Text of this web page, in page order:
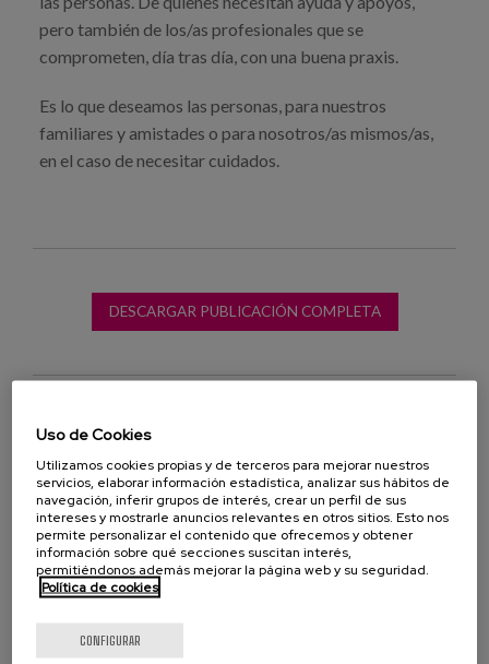
pero también de los/as profesionales que se
comprometen, día tras día, con una buena praxis.
Es lo que deseamos las personas, para nuestros
familiares y amistades o para nosotros/as mismos/as,
en el caso de necesitar cuidados.
DESCARGAR PUBLICACIÓN COMPLETA
atención centrada en la persona
PROFESIONALES
Mayte Sancho
Uso de Cookies
Utilizamos cookies propias y de terceros para mejorar nuestros
servicios, elaborar información estadística, analizar sus hábitos de
navegación, inferir grupos de interés, crear un perfil de sus
intereses y mostrarle anuncios relevantes en otros sitios. Esto nos
permite personalizar el contenido que ofrecemos y obtener
información sobre qué secciones suscitan interés,
permitiéndonos además mejorar la página web y su seguridad.
Política de cookies
CONFIGURAR